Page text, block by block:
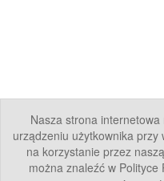
Nasza strona
urządzeniu użytkownika
na korzystanie przez
można znaleźć w Polityce